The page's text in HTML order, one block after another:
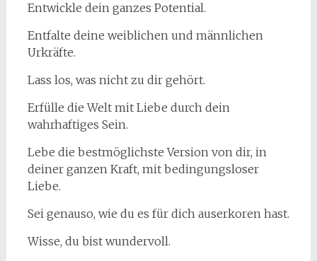
Entwickle dein ganzes Potential.
Entfalte deine weiblichen und männlichen
Urkräfte.
Lass los, was nicht zu dir gehört.
Erfülle die Welt mit Liebe durch dein
wahrhaftiges Sein.
Lebe die bestmöglichste Version von dir, in
deiner ganzen Kraft, mit bedingungsloser
Liebe.
Sei genauso, wie du es für dich auserkoren hast.
Wisse, du bist wundervoll.